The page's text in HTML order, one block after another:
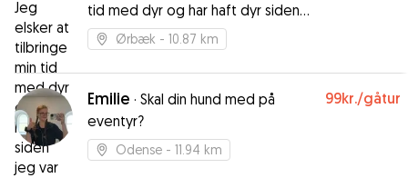
tid med dyr og har haft dyr siden
jeg var lille
Ørbæk - 10.87 km
Emilie · Skal din hund med på
eventyr?
99kr./gåtur
Odense - 11.94 km